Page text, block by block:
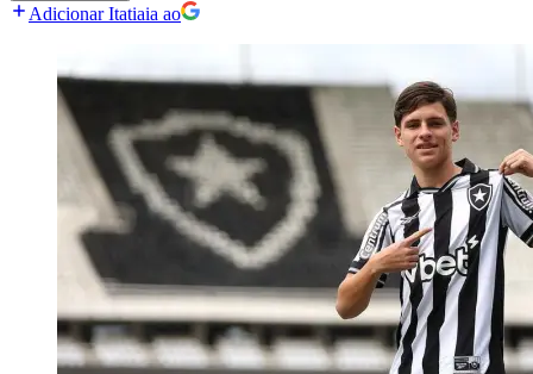
Adicionar Itatiaia ao